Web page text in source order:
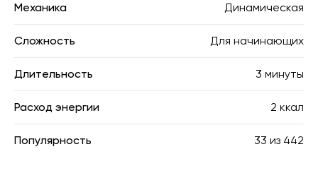
Механика Динамическая
Сложность Для начинающих
Длительность 3 минуты
Расход энергии 2 ккал
Популярность 33 из 442